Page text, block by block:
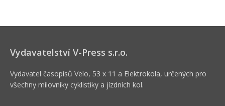
Vydavatelství V-Press s.r.o.
Vydavatel časopisů Velo, 53 x 11 a Elektrokola, určených pro
všechny milovníky cyklistiky a jízdních kol.